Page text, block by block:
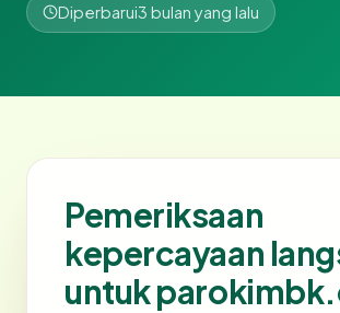
Diperbarui3 bulan yang lalu
Pemeriksaan
kepercayaan
untuk